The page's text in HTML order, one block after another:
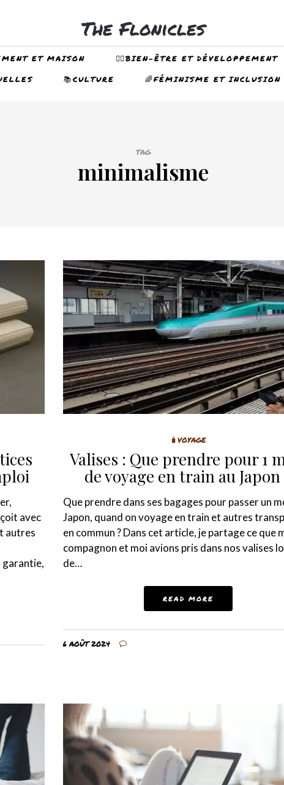
The Flonicles
ET MAISON 🤸‍♀️BIEN-ÊTRE ET DÉVELOPPEMENT
📚CULTURE 🌈FÉMINISME ET INCLUSION
TAG
minimalisme
avec
autres
garantie,
🧳VOYAGE
Valises : Que prendre pour 1
de voyage en train au Japon
Que prendre dans ses bagages pour passer un
Japon, quand on voyage en train et autres
en commun ? Dans cet article, je partage ce que
compagnon et moi avions pris dans nos valises
de…
READ MORE
6 AOÛT 2024